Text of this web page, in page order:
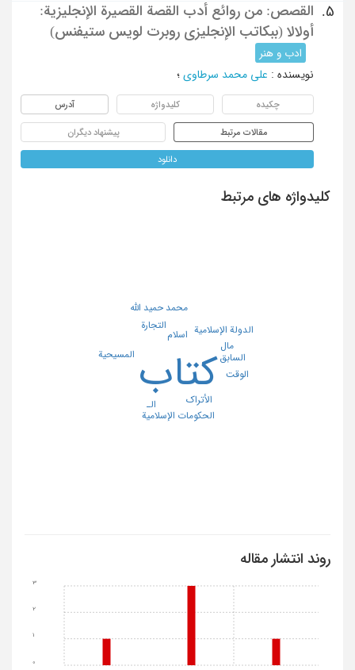
5.
القصص: من روائع أدب القصة القصیرة الإنجلیزیة:
أولالا (ببکاتب الإنجلیزی روبرت لویس ستیفنس)
ادب و هنر
نویسنده : علی محمد سرطاوی ؛
چکیده کلیدواژه آدرس
مقالات مرتبط پیشنهاد دیگران
دانلود
کلیدواژه های مرتبط
کتاب
اسلام
الـ الأتراک
التجارة
الحکومات الإسلامیة
الدولة الإسلامیة
السابق
المسیحیة
الوقت
مال
محمد حمید الله
روند انتشار مقاله
0
1
2
3